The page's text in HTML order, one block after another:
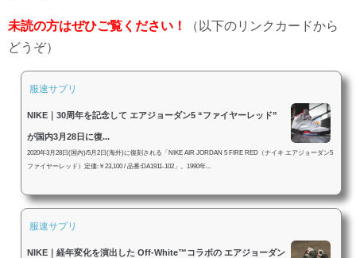
未読の方はぜひご覧ください！
（以下のリンクカードから
どうぞ）
服速サプリ
NIKE｜30周年を記念して エアジョーダン5 “ファイヤーレッド”
が国内3月28日に復...
2020年3月28日(国内)/5月2日(海外)に復刻される「NIKE AIR JORDAN 5 FIRE RED（ナイキ エアジョーダン5
ファイヤーレッド）定価:￥23,100 / 品番:DA1911-102」。1990年...
服速サプリ
NIKE｜経年変化を演出した Off-White™コラボの エアジョーダン